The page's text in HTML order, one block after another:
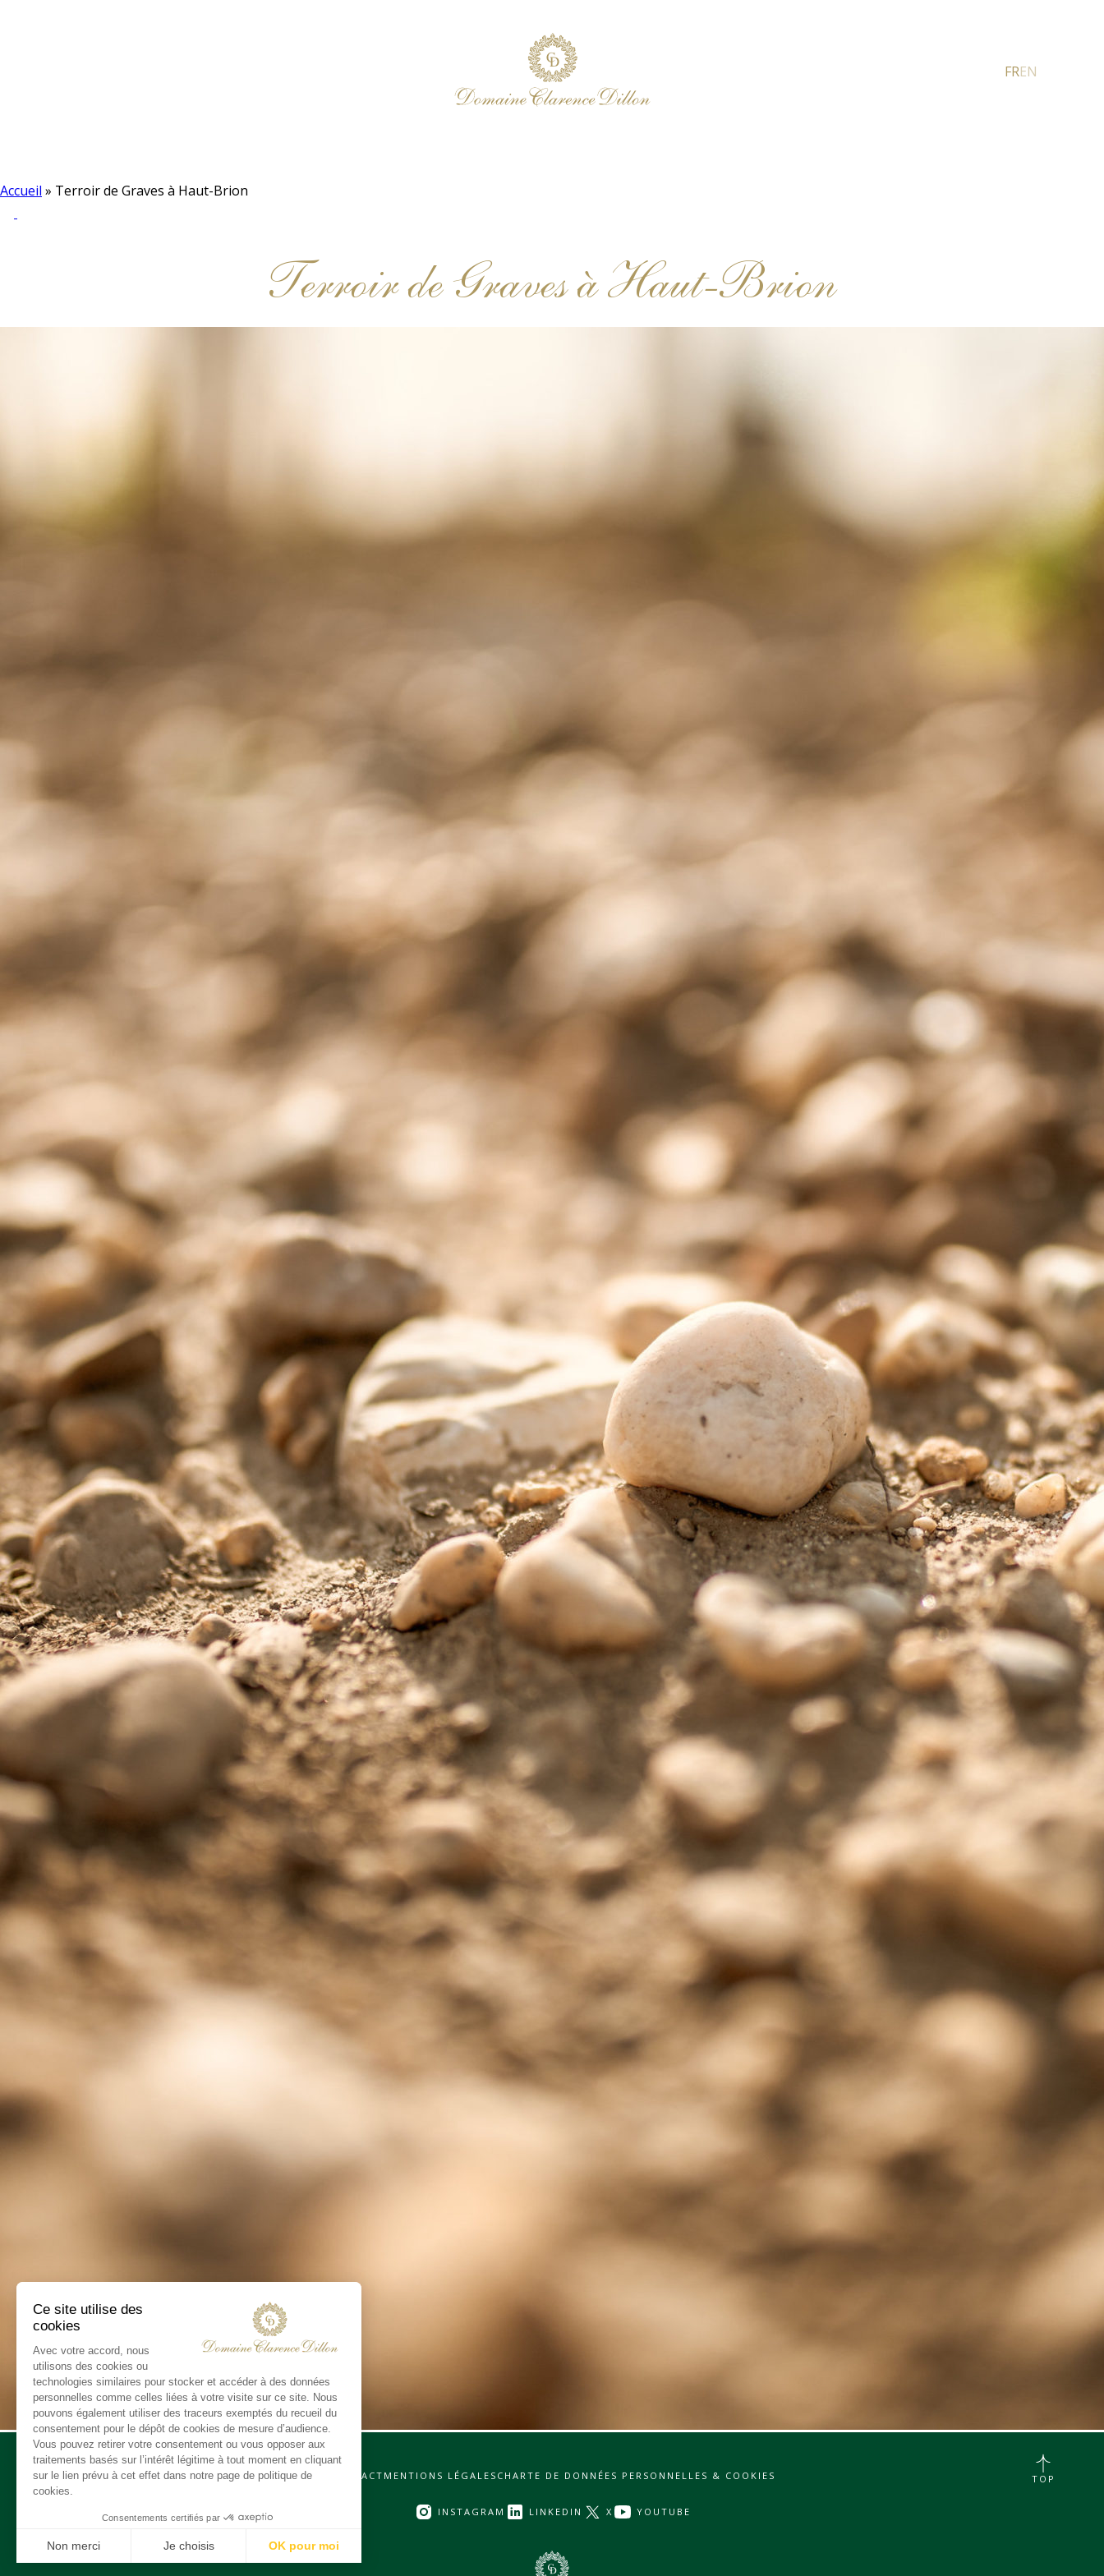
FREN
Accueil » Terroir de Graves à Haut-Brion
Terroir de Graves à Haut-Brion
CONTACT MENTIONS LÉGALES CHARTE DE DONNÉES PERSONNELLES & COOKIES
INSTAGRAM LINKEDIN X YOUTUBE
TOP